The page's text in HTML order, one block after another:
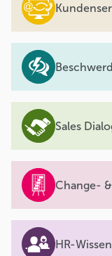
Sales
Change-
HR-